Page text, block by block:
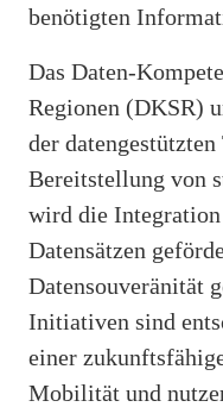
benötigten
Das Daten-
Regionen (DKSR)
der
Bereitstellung von
wird die
Datensätzen
Datensouveränität
Initiativen sind
einer
Mobilität und